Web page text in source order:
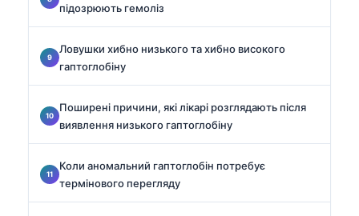
підозрюють гемоліз
Ловушки хибно низького та хибно високого
гаптоглобіну
Поширені причини, які лікарі розглядають після
виявлення низького гаптоглобіну
Коли аномальний гаптоглобін потребує
термінового перегляду